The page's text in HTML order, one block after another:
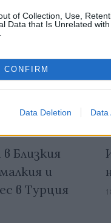
of Collection, Use,
Data that Is Unrelated
CONFIRM
Data Deletion Data
Близкия
и
в Турция